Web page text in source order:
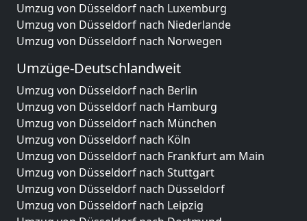
Umzug von Düsseldorf nach Luxemburg
Umzug von Düsseldorf nach Niederlande
Umzug von Düsseldorf nach Norwegen
Umzüge-Deutschlandweit
Umzug von Düsseldorf nach Berlin
Umzug von Düsseldorf nach Hamburg
Umzug von Düsseldorf nach München
Umzug von Düsseldorf nach Köln
Umzug von Düsseldorf nach Frankfurt am Main
Umzug von Düsseldorf nach Stuttgart
Umzug von Düsseldorf nach Düsseldorf
Umzug von Düsseldorf nach Leipzig